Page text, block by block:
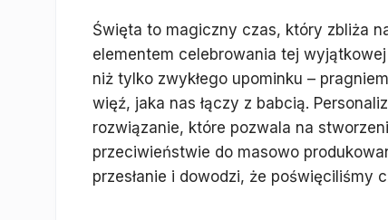
Święta to magiczny czas, który zbliża
elementem celebrowania tej
niż tylko zwykłego upominku –
więź, jaka nas łączy z babcią.
rozwiązanie, które pozwala na
przeciwieństwie do masowo
przesłanie i dowodzi, że poświęciliśmy